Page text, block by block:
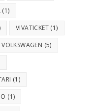
(1)
VIVATICKET (1)
VOLKSWAGEN (5)
(1)
(1)